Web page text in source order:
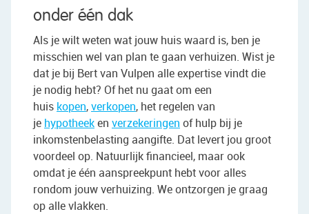
onder één dak
Als je wilt weten wat jouw huis waard is, ben je
misschien wel van plan te gaan verhuizen. Wist je
dat je bij Bert van Vulpen alle expertise vindt die
je nodig hebt? Of het nu gaat om een
huis kopen,verkopen, het regelen van
je hypotheeken verzekeringen of hulp bij je
inkomstenbelasting aangifte. Dat levert jou groot
voordeel op. Natuurlijk financieel, maar ook
omdat je één aanspreekpunt hebt voor alles
rondom jouw verhuizing. We ontzorgen je graag
op alle vlakken.